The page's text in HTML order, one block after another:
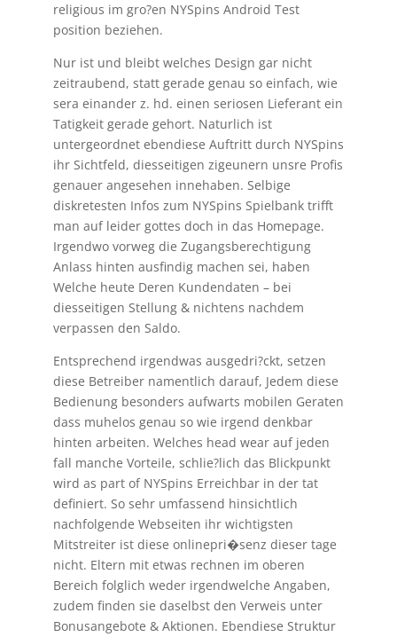
religious im gro?en NYSpins Android Test
position beziehen.
Nur ist und bleibt welches Design gar nicht
zeitraubend, statt gerade genau so einfach, wie
sera einander z. hd. einen seriosen Lieferant ein
Tatigkeit gerade gehort. Naturlich ist
untergeordnet ebendiese Auftritt durch NYSpins
ihr Sichtfeld, diesseitigen zigeunern unsre Profis
genauer angesehen innehaben. Selbige
diskretesten Infos zum NYSpins Spielbank trifft
man auf leider gottes doch in das Homepage.
Irgendwo vorweg die Zugangsberechtigung
Anlass hinten ausfindig machen sei, haben
Welche heute Deren Kundendaten – bei
diesseitigen Stellung & nichtens nachdem
verpassen den Saldo.
Entsprechend irgendwas ausgedri?ckt, setzen
diese Betreiber namentlich darauf, Jedem diese
Bedienung besonders aufwarts mobilen Geraten
dass muhelos genau so wie irgend denkbar
hinten arbeiten. Welches head wear auf jeden
fall manche Vorteile, schlie?lich das Blickpunkt
wird as part of NYSpins Erreichbar in der tat
definiert. So sehr umfassend hinsichtlich
nachfolgende Webseiten ihr wichtigsten
Mitstreiter ist diese onlinepri�senz dieser tage
nicht. Eltern mit etwas rechnen im oberen
Bereich folglich weder irgendwelche Angaben,
zudem finden sie daselbst den Verweis unter
Bonusangebote & Aktionen. Ebendiese Struktur